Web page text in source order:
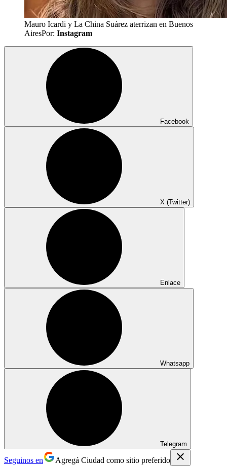
Mauro Icardi y La China Suárez aterrizan en Buenos
AiresPor: Instagram
Facebook
X (Twitter)
Enlace
Whatsapp
Telegram
Seguinos en Agregá Ciudad como sitio preferido